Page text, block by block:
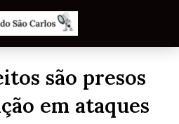
são presos
em ataques